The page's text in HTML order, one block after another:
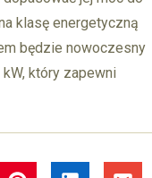
klasę energetyczną
będzie nowoczesny
który zapewni